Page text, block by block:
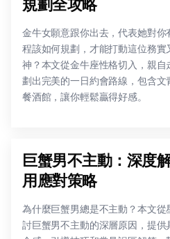
金牛女願意跟你出去，代表她對
程該如何規劃，才能打動這位務
神？本文從金牛座性格切入，親自
劃出完美的一日約會路線，包含
餐酒館，讓你輕鬆贏得好感。
巨蟹男不主動：深度
用應對策略
為什麼巨蟹男總是不主動？本文
討巨蟹男不主動的深層原因，提